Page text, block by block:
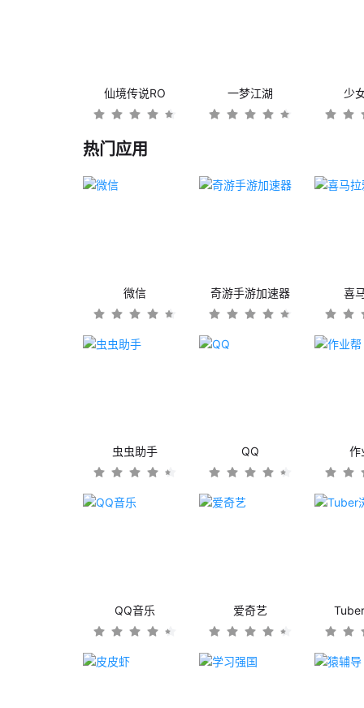
仙境传说RO 一梦江湖 少
热门应用
微信 奇游手游加速器 喜
虫虫助手 QQ 作
QQ音乐 爱奇艺